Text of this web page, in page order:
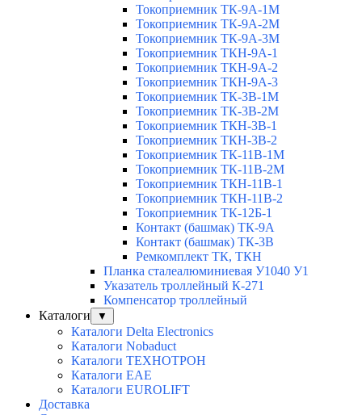
Токоприемник ТК-9А-1М
Токоприемник ТК-9А-2М
Токоприемник ТК-9А-3М
Токоприемник ТКН-9А-1
Токоприемник ТКН-9А-2
Токоприемник ТКН-9А-3
Токоприемник ТК-3В-1М
Токоприемник ТК-3В-2М
Токоприемник ТКН-3В-1
Токоприемник ТКН-3В-2
Токоприемник ТК-11В-1М
Токоприемник ТК-11В-2М
Токоприемник ТКН-11В-1
Токоприемник ТКН-11В-2
Токоприемник ТК-12Б-1
Контакт (башмак) ТК-9А
Контакт (башмак) ТК-3В
Ремкомплект ТК, ТКН
Планка сталеалюминиевая У1040 У1
Указатель троллейный К-271
Компенсатор троллейный
Каталоги
▼
Каталоги Delta Electronics
Каталоги Nobaduct
Каталоги ТЕХНОТРОН
Каталоги EAE
Каталоги EUROLIFT
Доставка